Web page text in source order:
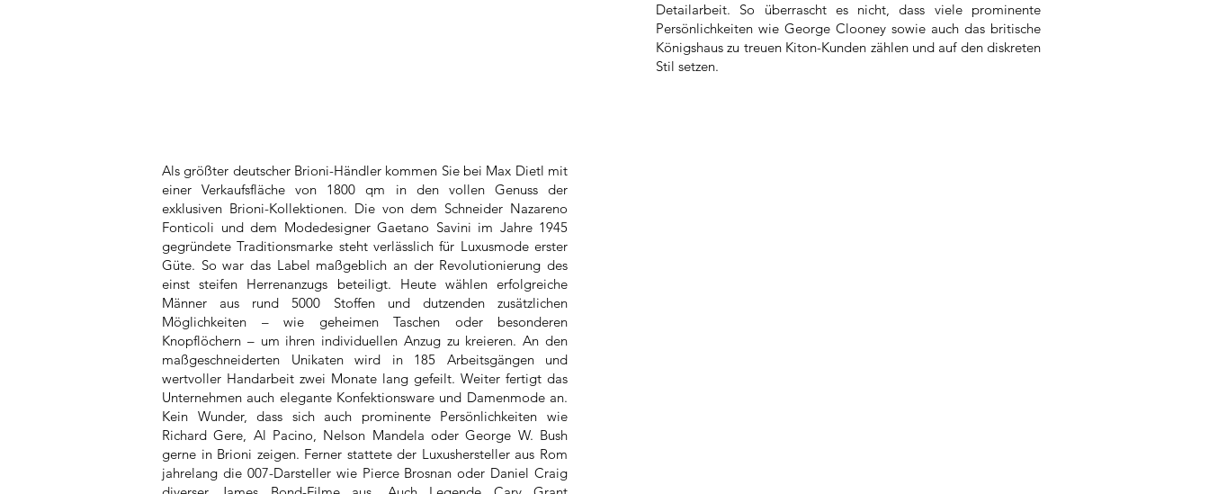
Detailarbeit. So überrascht es nicht, dass viele prominente
Persönlichkeiten wie George Clooney sowie auch das britische
Königshaus zu treuen Kiton-Kunden zählen und auf den diskreten
Stil setzen.
Als größter deutscher Brioni-Händler kommen Sie bei Max Dietl mit
einer Verkaufsfläche von 1800 qm in den vollen Genuss der
exklusiven Brioni-Kollektionen. Die von dem Schneider Nazareno
Fonticoli und dem Modedesigner Gaetano Savini im Jahre 1945
gegründete Traditionsmarke steht verlässlich für Luxusmode erster
Güte. So war das Label maßgeblich an der Revolutionierung des
einst steifen Herrenanzugs beteiligt. Heute wählen erfolgreiche
Männer aus rund 5000 Stoffen und dutzenden zusätzlichen
Möglichkeiten – wie geheimen Taschen oder besonderen
Knopflöchern – um ihren individuellen Anzug zu kreieren. An den
maßgeschneiderten Unikaten wird in 185 Arbeitsgängen und
wertvoller Handarbeit zwei Monate lang gefeilt. Weiter fertigt das
Unternehmen auch elegante Konfektionsware und Damenmode an.
Kein Wunder, dass sich auch prominente Persönlichkeiten wie
Richard Gere, Al Pacino, Nelson Mandela oder George W. Bush
gerne in Brioni zeigen. Ferner stattete der Luxushersteller aus Rom
jahrelang die 007-Darsteller wie Pierce Brosnan oder Daniel Craig